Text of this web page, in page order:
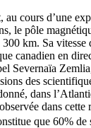
au cours d’une
le pôle
km. Sa vitesse
canadien en
Severnaïa
des
dans
dans cette
que 60% de